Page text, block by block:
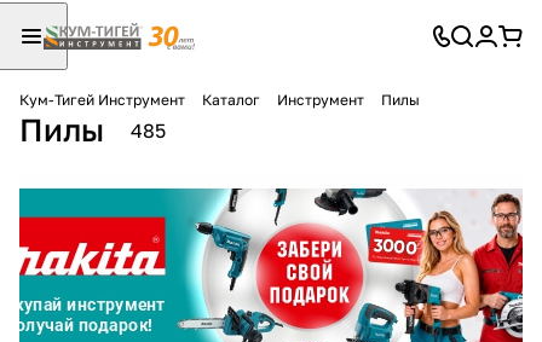
Кум-Тигей Инструмент Каталог Инструмент Пилы
Пилы 485
Для клиентов всех банков
Разбейте
оплату на части
без переплат